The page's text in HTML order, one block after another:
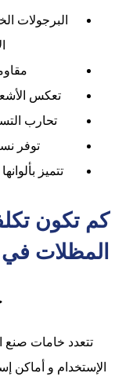
البرجولات
تعكس
تحارب
توفر نسبة ظل
تتميز
كم تكون
المظلات في
تتعدد خامات
الإستخدام و أماكن